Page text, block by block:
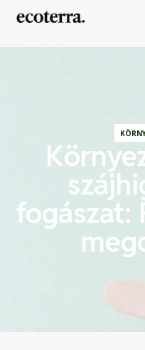
fogászat: